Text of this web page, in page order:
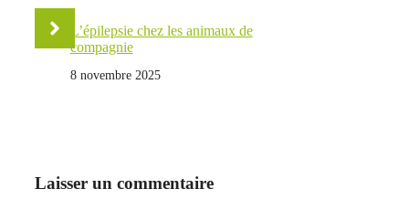
L’épilepsie chez les animaux de
compagnie
8 novembre 2025
Laisser un commentaire